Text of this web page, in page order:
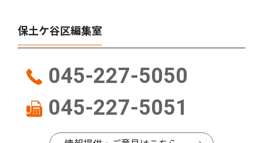
保土ケ谷区編集室
045-227-5050
045-227-5051